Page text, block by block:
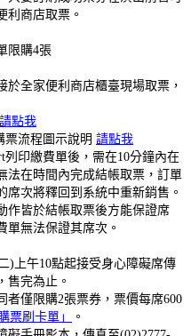
利商店取票。
限購4張
於全家便利商店櫃臺現場取票，
請點我
票流程圖示說明 請點我
列印繳費單後，需在10分鐘內在
法在時間內完成結帳取票，訂單
席次將釋回到系統中重新銷售。
作皆於結帳取票後方能保證席
單無法保證其席次。
)上午10點起接受身心障礙席傳
售完為止。
者僅限購2張票券，票價每席600
票刷卡單」
。